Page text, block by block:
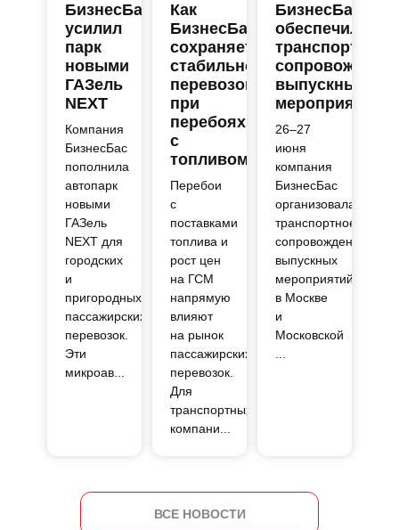
БизнесБас
усилил
парк
новыми
ГАЗель
NEXT
Компания
БизнесБас
пополнила
автопарк
новыми
ГАЗель
NEXT для
городских
и
пригородных
пассажирских
перевозок.
Эти
микроав...
Как
БизнесБас
сохраняет
стабильность
перевозок
при
перебоях
с
топливом
Перебои
с
поставками
топлива и
рост цен
на ГСМ
напрямую
влияют
на рынок
пассажирских
перевозок.
Для
транспортных
компани...
БизнесБас
обеспечил
транспортное
выпускных
мероприятий
26–27
июня
компания
БизнесБас
организовала
транспортное
сопровождение
выпускных
мероприятий
в Москве
и
Московской
ВСЕ НОВОСТИ